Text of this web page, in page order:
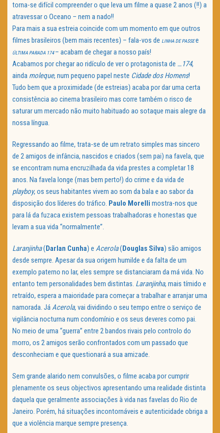
torna-se difícil compreender o que leva um filme a quase 2 anos (!!) a
atravessar o Oceano – nem a nado!!
Para mais a sua estreia coincide com um momento em que outros
filmes brasileiros (bem mais recentes) – fala-vos de LINHA DE PASSEe
ÚLTIMA PARADA 174 – acabam de chegar a nosso país!
Acabamos por chegar ao ridículo de ver o protagonista de …174,
ainda moleque, num pequeno papel neste Cidade dos Homens!
Tudo bem que a proximidade (de estreias) acaba por dar uma certa
consistência ao cinema brasileiro mas corre também o risco de
saturar um mercado não muito habituado ao sotaque mais alegre da
nossa língua.
Regressando ao filme, trata-se de um retrato simples mas sincero
de 2 amigos de infância, nascidos e criados (sem pai) na favela, que
se encontram numa encruzilhada da vida prestes a completar 18
anos. Na favela longe (mas bem perto!) do crime e da vida de
playboy, os seus habitantes vivem ao som da bala e ao sabor da
disposição dos líderes do tráfico. Paulo Morelli mostra-nos que
para lá da fuzaca existem pessoas trabalhadoras e honestas que
levam a sua vida “normalmente”.
Laranjinha(Darlan Cunha) e Acerola(Douglas Silva) são amigos
desde sempre. Apesar da sua origem humilde e da falta de um
exemplo paterno no lar, eles sempre se distanciaram da má vida. No
entanto tem personalidades bem distintas. Laranjinha, mais tímido e
retraído, espera a maioridade para começar a trabalhar e arranjar uma
namorada. JáAcerola, vai dividindo o seu tempo entre o serviço de
vigilância nocturna num condomínio e os seus deveres como pai.
No meio de uma “guerra” entre 2 bandos rivais pelo controlo do
morro, os 2 amigos serão confrontados com um passado que
desconheciam e que questionará a sua amizade.
Sem grande alarido nem convulsões, o filme acaba por cumprir
plenamente os seus objectivos apresentando uma realidade distinta
daquela que geralmente associações à vida nas favelas do Rio de
Janeiro. Porém, há situações incontornáveis e autenticidade obriga a
que a violência marque sempre presença.